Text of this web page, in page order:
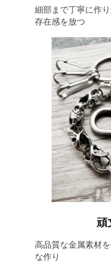
細部まで丁寧に作
存在感を放つ
頑
高品質な金属素材
な作り